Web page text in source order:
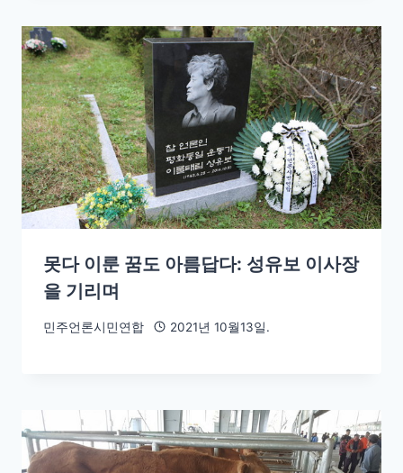
못다 이룬 꿈도 아름답다: 성유보 이사장
을 기리며
민주언론시민연합 2021년 10월13일.